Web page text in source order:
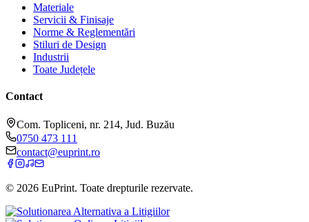
Materiale
Servicii & Finisaje
Norme & Reglementări
Stiluri de Design
Industrii
Toate Județele
Contact
Com. Topliceni, nr. 214, Jud. Buzău
0750 473 111
contact@euprint.ro
© 2026 EuPrint. Toate drepturile rezervate.